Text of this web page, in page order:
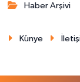
Haber Arşivi
Künye